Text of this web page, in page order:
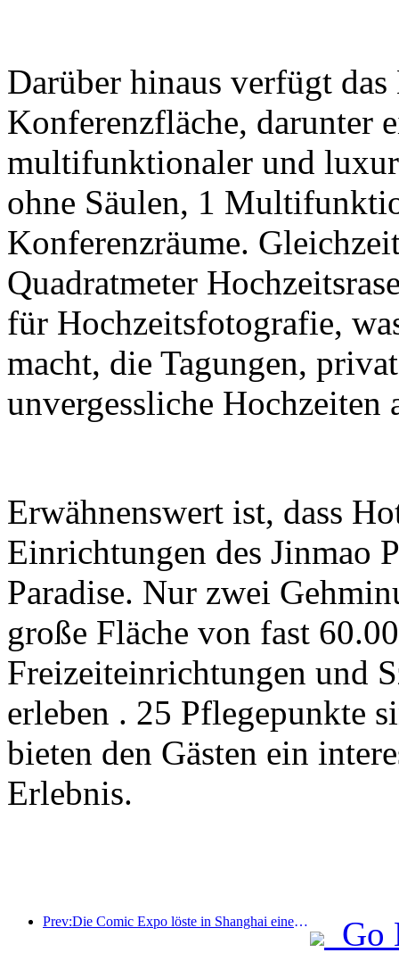
Darüber hinaus verfügt
Konferenzfläche, darunter
multifunktionaler und
ohne Säulen, 1
Konferenzräume.
Quadratmeter
für Hochzeitsfotografie,
macht, die Tagungen,
unvergessliche Hochzeiten
Erwähnenswert ist, dass
Einrichtungen des Jinmao
Paradise. Nur zwei
große Fläche von fast
Freizeiteinrichtungen und
erleben . 25 Pflegepunkte
bieten den Gästen ein
Erlebnis.
Prev:Die Comic Expo löste in Shanghai einen Hotelbuchungsboom aus, wobei das Suchvolumen für einige Hotels um fast 360 % anstieg. Go